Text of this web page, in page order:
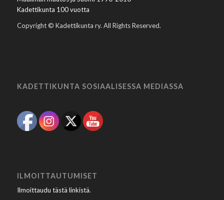
Kadettikunta 100 vuotta
Copyright © Kadettikunta ry. All Rights Reserved.
KADETTIKUNTA SOSIAALISESSA MEDIASSA
ILMOITTAUTUMISET
Ilmoittaudu tästä linkistä.